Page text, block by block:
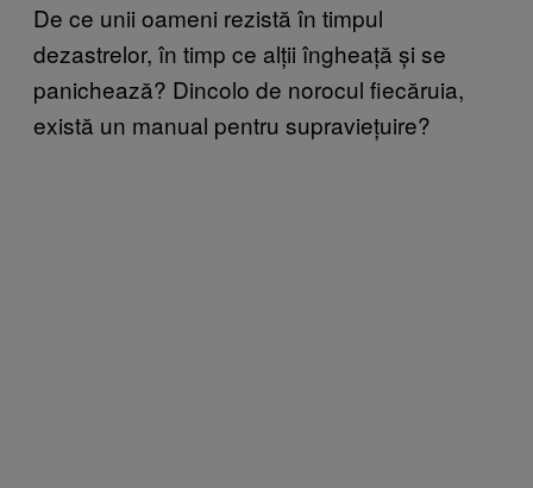
De ce unii oameni rezistă în timpul
dezastrelor, în timp ce alții îngheață și se
panichează? Dincolo de norocul fiecăruia,
există un manual pentru supraviețuire?